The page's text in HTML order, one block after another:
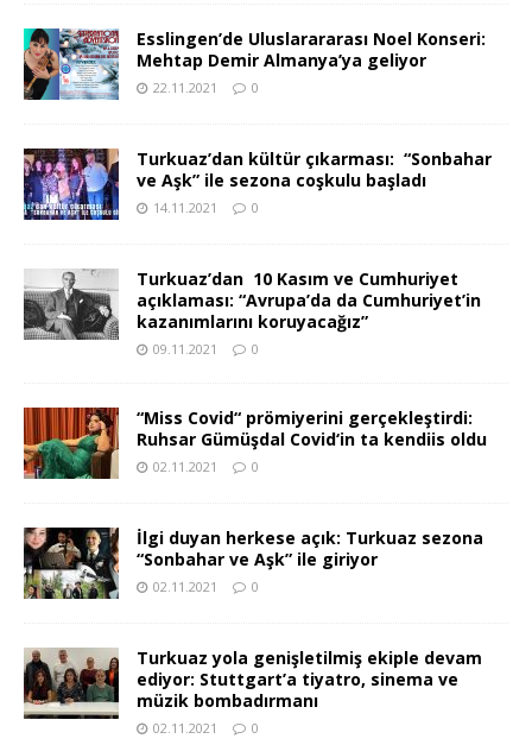
Esslingen’de Uluslarararası Noel Konseri:
Mehtap Demir Almanya’ya geliyor
22.11.2021 0
Turkuaz’dan kültür çıkarması: “Sonbahar
ve Aşk” ile sezona coşkulu başladı
14.11.2021 0
Turkuaz’dan 10 Kasım ve Cumhuriyet
açıklaması: “Avrupa’da da Cumhuriyet’in
kazanımlarını koruyacağız”
09.11.2021 0
“Miss Covid“ prömiyerini gerçekleştirdi:
Ruhsar Gümüşdal Covid‘in ta kendiis oldu
02.11.2021 0
İlgi duyan herkese açık: Turkuaz sezona
“Sonbahar ve Aşk” ile giriyor
02.11.2021 0
Turkuaz yola genişletilmiş ekiple devam
ediyor: Stuttgart’a tiyatro, sinema ve
müzik bombadırmanı
02.11.2021 0